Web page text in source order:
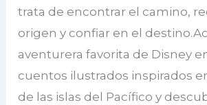
trata de encontrar el camino,
origen y confiar en el
aventurera favorita de Disney
cuentos ilustrados inspirados
de las islas del Pacífico y